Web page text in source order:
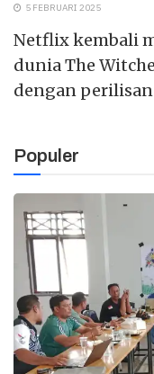
5 FEBRUARI 2025
Netflix kembali
dunia The
dengan perilisan
Populer